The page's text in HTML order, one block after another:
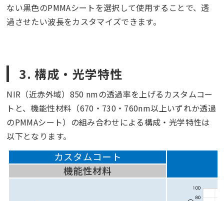
ない黒色のPMMAシートを選択して使用することで、透
過させたい波長をカスタマイズできます。
3. 構成・光学特性
NIR（近赤外域）850 nmの透過率を上げるカスタムコー
トと、機能性材料（670・730・760nm以上いずれか透過
のPMMAシート）の組み合わせによる構成・光学特性は
以下となります。
カスタムコート
機能性材料